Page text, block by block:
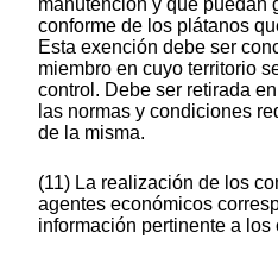
manutención y que puedan
conforme de los plátanos
Esta exención debe ser
miembro en cuyo territorio
control. Debe ser retirada
las normas y condiciones
de la misma.
(11) La realización de los
agentes económicos
información pertinente a